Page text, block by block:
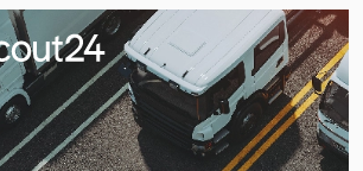
Sur Chenilles
Récolte
Autres Machine À Foin / Retourneur De Foin / Équipement De Prairie